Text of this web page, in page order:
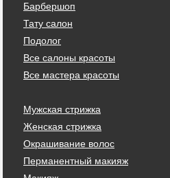
Барбершоп
Тату салон
Подолог
Все салоны красоты
Все мастера красоты
Мужская стрижка
Женская стрижка
Окрашивание волос
Перманентный макияж